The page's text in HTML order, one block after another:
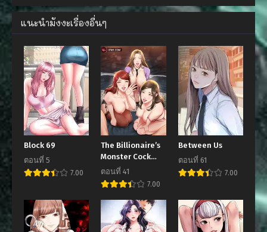
ตอนที่ 28
กรกฎาคม 12, 2024
ตอนที่ 27
ตอนที่ 26
มิถุนายน 27, 2024
ตอนที่ 25
มิถุนายน 20, 2024
ตอนที่ 24
มิถุนายน 11, 2024
ตอนที่ 23
มิถุนายน 5, 2024
ตอนที่ 22.5
พฤษภาคม 26, 2024
ตอนที่ 22
พฤษภาคม 26, 2024
ตอนที่ 21
พฤษภาคม 23, 2024
ตอนที่ 20
พฤษภาคม 7, 2024
พฤษภาคม 1, 2024
ตอนที่ 18
เมษายน 22, 2024
ตอนที่ 17 ตอนที่ 16
แนะนำมังงะเรื่องอื่นๆ
Block 69
ตอนที่ 5
7.00
The Billionaire’s
Monster Cock
Son-In-Law
ตอนที่ 41
7.00
Between Us
ตอนที่ 61
7.00